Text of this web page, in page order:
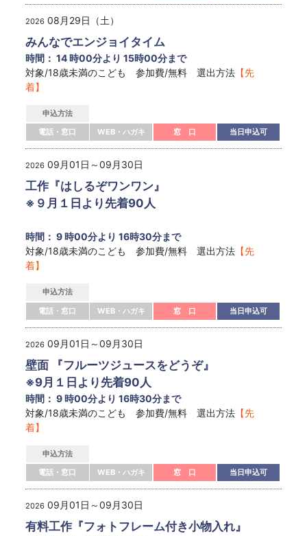
2026 08月29日（土）
みんなでエンジョイタイム
時間： 14 時00分より 15時00分まで
対象/18歳未満のこども 参加費/無料 選出方法 【先
着】
申込方法
電話・窓口
WEB・ハガキ 窓 口 当日申込可
2026 09月01日～09月30日
工作『はしるぞワンワン』
※９月１日より先着90人
時間： 9 時00分より 16時30分まで
対象/18歳未満のこども 参加費/無料 選出方法 【先
着】
申込方法
電話・窓口
WEB・ハガキ 窓 口 当日申込可
2026 09月01日～09月30日
壁面 『フルーツジュースをどうぞ』
※9月１日より先着90人
時間： 9 時00分より 16時30分まで
対象/18歳未満のこども 参加費/無料 選出方法 【先
着】
申込方法
電話・窓口
WEB・ハガキ 窓 口 当日申込可
2026 09月01日～09月30日
有料工作『フォトフレーム付き小物入れ』